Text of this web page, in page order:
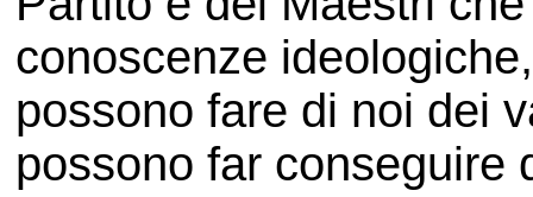
conoscenze
possono fare di noi dei
possono far conseguire